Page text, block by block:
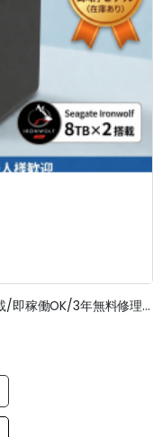
T-264-8G-IR16T/ドライブ8TB X 2枚搭載/即稼働OK/3年無料修理保証